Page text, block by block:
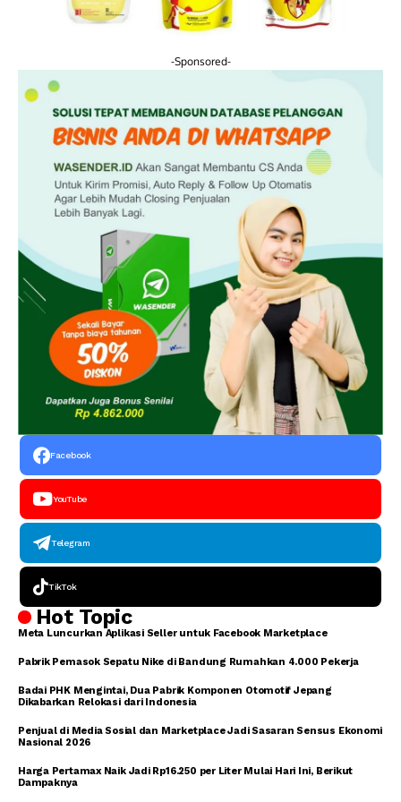
-Sponsored-
Facebook
YouTube
Telegram
TikTok
Hot Topic
Meta Luncurkan Aplikasi Seller untuk Facebook Marketplace
Pabrik Pemasok Sepatu Nike di Bandung Rumahkan 4.000 Pekerja
Badai PHK Mengintai, Dua Pabrik Komponen Otomotif Jepang
Dikabarkan Relokasi dari Indonesia
Penjual di Media Sosial dan Marketplace Jadi Sasaran Sensus Ekonomi
Nasional 2026
Harga Pertamax Naik Jadi Rp16.250 per Liter Mulai Hari Ini, Berikut
Dampaknya